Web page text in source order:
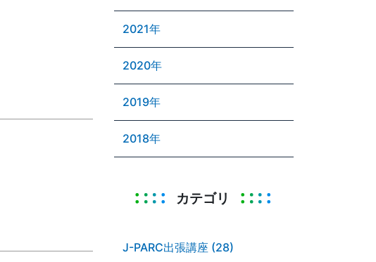
2021年
2020年
2019年
2018年
カテゴリ
J-PARC出張講座 (28)